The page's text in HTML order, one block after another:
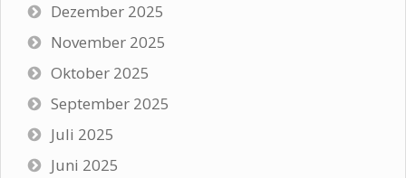
Dezember 2025
November 2025
Oktober 2025
September 2025
Juli 2025
Juni 2025